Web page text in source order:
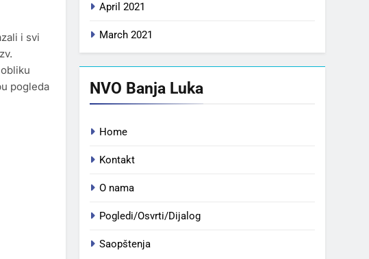
i svi
pogleda
April 2021
March 2021
NVO Banja Luka
Home
Kontakt
O nama
Pogledi/Osvrti/Dijalog
Saopštenja